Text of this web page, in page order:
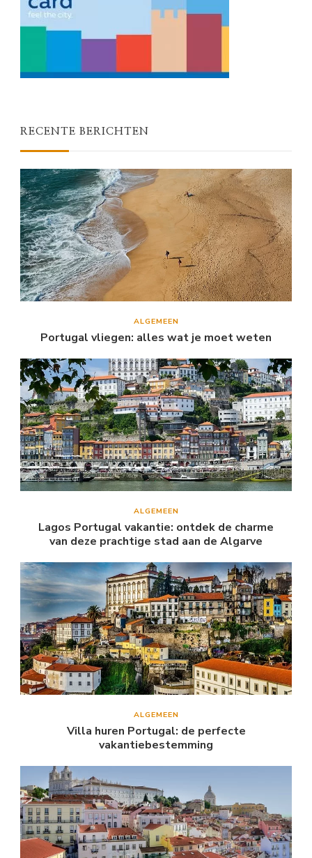
RECENTE BERICHTEN
ALGEMEEN
Portugal vliegen: alles wat je moet weten
ALGEMEEN
Lagos Portugal vakantie: ontdek de charme
van deze prachtige stad aan de Algarve
ALGEMEEN
Villa huren Portugal: de perfecte
vakantiebestemming